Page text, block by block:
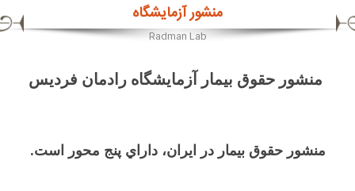
آنلاین
از
راهنمای
منشور آزمایشگاه
Radman Lab
منشور حقوق بیمار آزمایشگاه رادمان فردیس
منشور حقوق بیمار در ایران، داراي پنج محور است.